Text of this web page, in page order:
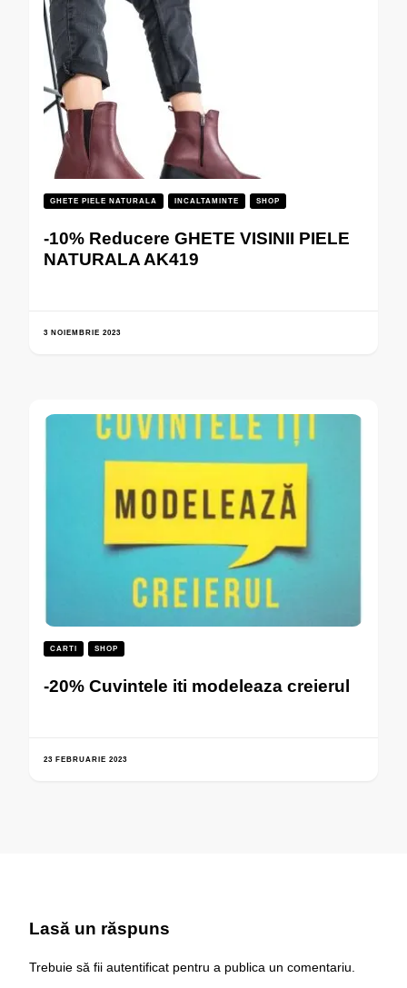
GHETE PIELE NATURALA INCALTAMINTE SHOP
-10% Reducere GHETE VISINII PIELE
NATURALA AK419
3 NOIEMBRIE 2023
CARTI SHOP
-20% Cuvintele iti modeleaza creierul
23 FEBRUARIE 2023
Lasă un răspuns
Trebuie să fii autentificat pentru a publica un comentariu.